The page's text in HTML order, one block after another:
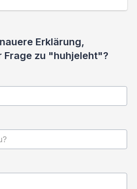
Erklärung,
Frage zu "huhjeleht"?